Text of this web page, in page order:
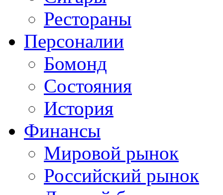
Рестораны
Персоналии
Бомонд
Состояния
История
Финансы
Мировой рынок
Российский рынок